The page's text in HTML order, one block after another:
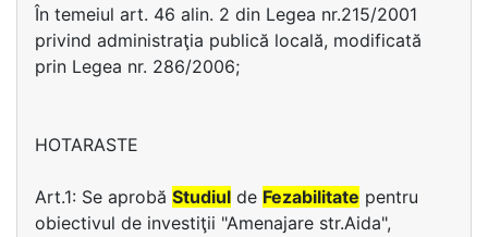
În temeiul art. 46 alin. 2 din Legea nr.215/2001
privind administraţia publică locală, modificată
prin Legea nr. 286/2006;
HOTARASTE
Art.1: Se aprobă Studiul de Fezabilitate pentru
obiectivul de investiţii "Amenajare str.Aida",